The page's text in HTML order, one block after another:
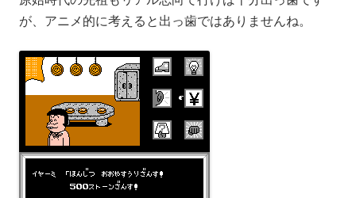
が、アニメ的に考えると出っ歯ではありませんね。